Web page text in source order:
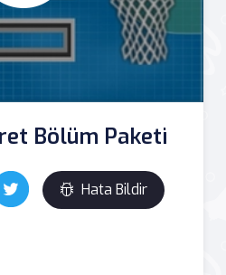
Bölüm Paketi
Hata Bildir